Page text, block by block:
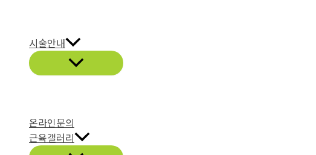
시술안내
온라인문의
근육갤러리